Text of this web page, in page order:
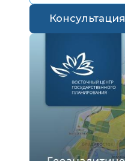
Консультация